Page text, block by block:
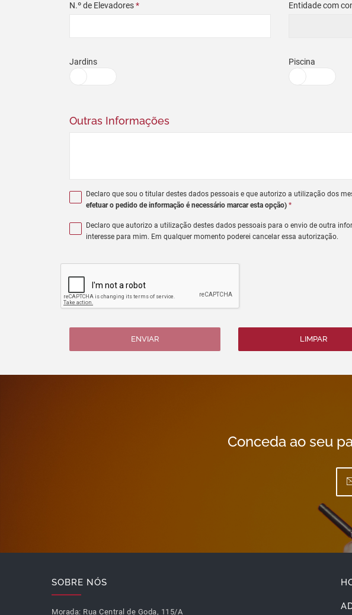
N.º de Elevadores* Entidade com
Jardins Piscina
Outras Informações
Declaro que sou o titular destes dados pessoais e que autorizo a utilização dos
efetuar o pedido de informação é necessário marcar esta opção) *
Declaro que autorizo a utilização destes dados pessoais para o envio de outra
interesse para mim. Em qualquer momento poderei cancelar essa autorização.
ENVIAR LIMPAR
Conceda ao seu
SOBRE NÓS
Morada: Rua Central de Goda, 115/A